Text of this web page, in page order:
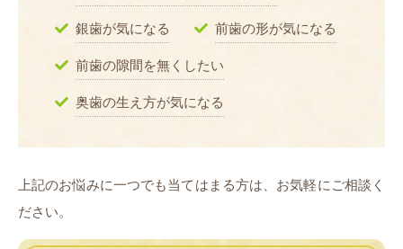
銀歯が気になる 前歯の形が気になる
前歯の隙間を無くしたい
奥歯の生え方が気になる
上記のお悩みに一つでも当てはまる方は、お気軽にご相談く
ださい。